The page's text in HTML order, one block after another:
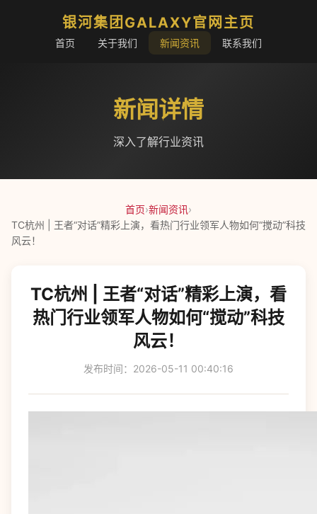
银河集团GALAXY官网主页
首页 关于我们 新闻资讯 联系我们
新闻详情
深入了解行业资讯
首页›新闻资讯›
TC杭州 | 王者“对话”精彩上演，看热门行业领军人物如何“搅动”科技
风云！
TC杭州 | 王者“对话”精彩上演，看
热门行业领军人物如何“搅动”科技
风云！
发布时间：2026-05-11 00:40:16